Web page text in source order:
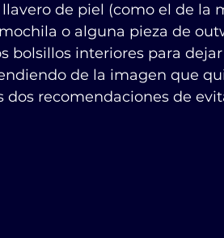
de piel (como el de la
o alguna pieza de
bolsillos interiores para
de la imagen que
dos recomendaciones de